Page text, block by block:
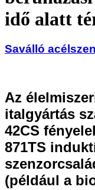
idő alatt
Saválló
Az
italgyártás
42CS
871TS
(például a